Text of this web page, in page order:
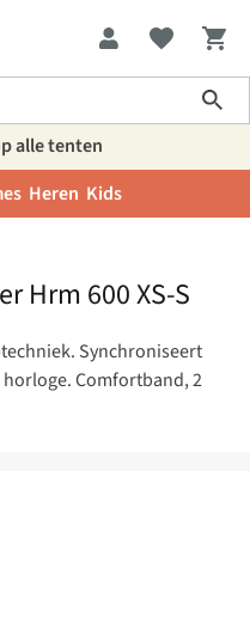
alle tenten
Heren Kids
Hrm 600 XS-S
Synchroniseert
Comfortband, 2